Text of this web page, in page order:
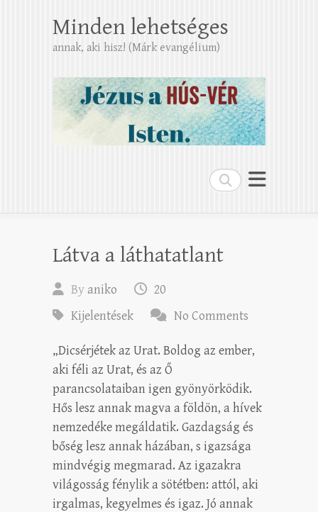
Search
Minden lehetséges
annak, aki hisz! (Márk evangélium)
Látva a láthatatlant
By aniko
20
Kijelentések
No Comments
„Dicsérjétek az Urat. Boldog az ember,
aki féli az Urat, és az Ő
parancsolataiban igen gyönyörködik.
Hős lesz annak magva a földön, a hívek
nemzedéke megáldatik. Gazdagság és
bőség lesz annak házában, s igazsága
mindvégig megmarad. Az igazakra
világosság fénylik a sötétben: attól, aki
irgalmas, kegyelmes és igaz. Jó annak